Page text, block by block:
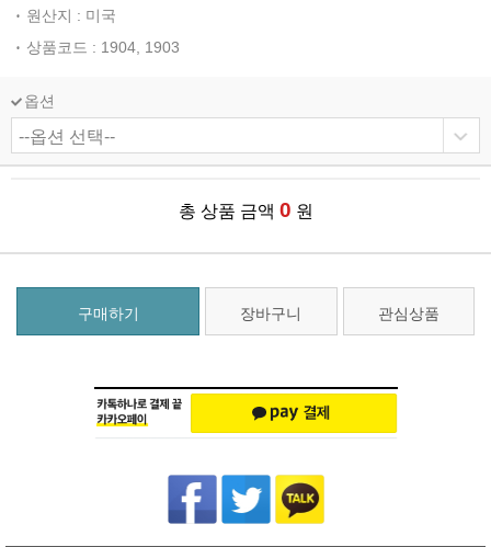
원산지 : 미국
상품코드 : 1904, 1903
옵션
총 상품 금액 0 원
구매하기 장바구니 관심상품